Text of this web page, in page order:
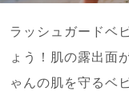
ラッシュガードベ
ょう！肌の露出面
ゃんの肌を守るベ